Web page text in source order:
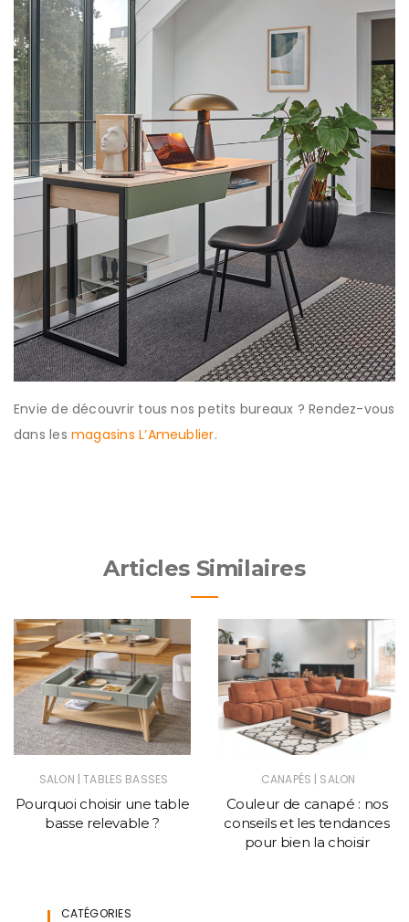
Envie de découvrir tous nos petits bureaux ? Rendez-vous
dans lesmagasins L’Ameublier.
Articles Similaires
SALON | TABLES BASSES
Pourquoi choisir une table
basse relevable ?
CANAPÉS | SALON
Couleur de canapé : nos
conseils et les tendances
pour bien la choisir
CATÉGORIES